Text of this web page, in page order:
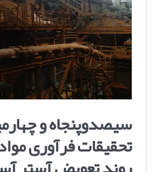
سیصدوپنجاه و
تحقیقات فرآوری